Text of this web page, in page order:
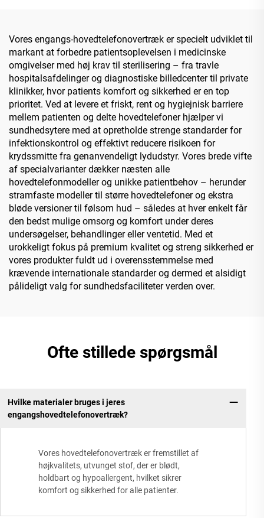
Vores engangs-hovedtelefonovertræk er specielt udviklet til
markant at forbedre patientsoplevelsen i medicinske
omgivelser med høj krav til sterilisering – fra travle
hospitalsafdelinger og diagnostiske billedcenter til private
klinikker, hvor patients komfort og sikkerhed er en top
prioritet. Ved at levere et friskt, rent og hygiejnisk barriere
mellem patienten og delte hovedtelefoner hjælper vi
sundhedsytere med at opretholde strenge standarder for
infektionskontrol og effektivt reducere risikoen for
krydssmitte fra genanvendeligt lydudstyr. Vores brede vifte
af specialvarianter dækker næsten alle
hovedtelefonmodeller og unikke patientbehov – herunder
stramfaste modeller til større hovedtelefoner og ekstra
bløde versioner til følsom hud – således at hver enkelt får
den bedst mulige omsorg og komfort under deres
undersøgelser, behandlinger eller ventetid. Med et
urokkeligt fokus på premium kvalitet og streng sikkerhed er
vores produkter fuldt ud i overensstemmelse med
krævende internationale standarder og dermed et alsidigt
pålideligt valg for sundhedsfaciliteter verden over.
Ofte stillede spørgsmål
Hvilke materialer bruges i jeres
engangshovedtelefonovertræk?
Vores hovedtelefonovertræk er fremstillet af
højkvalitets, utvunget stof, der er blødt,
holdbart og hypoallergent, hvilket sikrer
komfort og sikkerhed for alle patienter.